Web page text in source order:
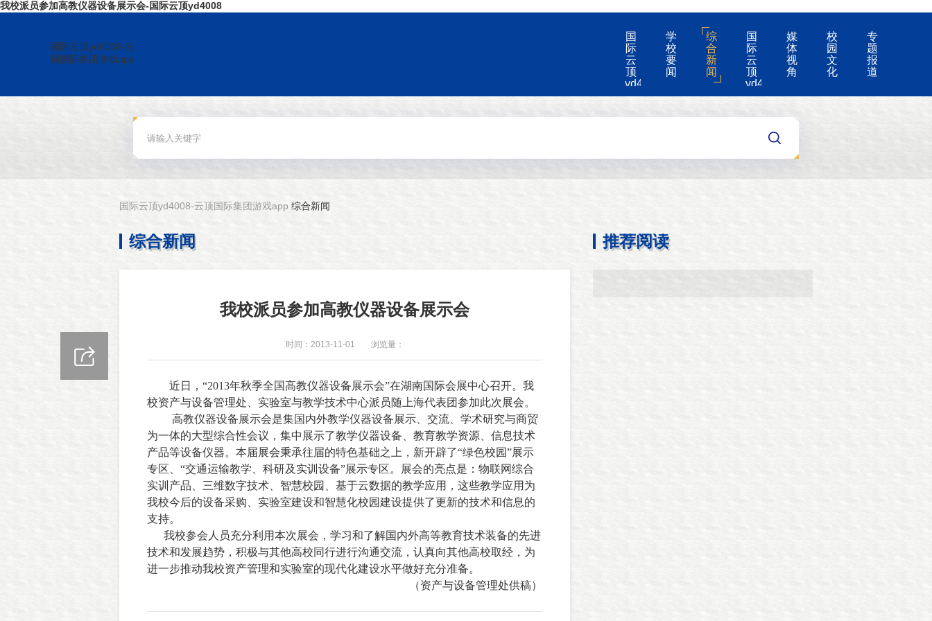
我校派员参加高教仪器设备展示会-国际云顶yd4008
国际云顶yd4008-云
顶国际集团游戏app
国
际
云
顶
yd4008-
云
国
戏
学
校
要
闻
综
合
新
闻
国
际
云
顶
yd4008
的
告
媒
体
视
角
校
园
文
化
专
题
报
道
国际云顶yd4008-云顶国际集团游戏app 综合新闻
综合新闻
我校派员参加高教仪器设备展示会
时间：2013-11-01 浏览量：
近日， “2013年秋季全国高教仪器设备展示会”在湖南国际会展中心召开。我
校资产与设备管理处、实验室与教学技术中心派员随上海代表团参加此次展会。
高教仪器设备展示会是集国内外教学仪器设备展示、交流、学术研究与商贸
为一体的大型综合性会议，集中展示了教学仪器设备、教育教学资源、信息技术
产品等设备仪器。本届展会秉承往届的特色基础之上，新开辟了“绿色校园”展示
专区、“交通运输教学、科研及实训设备”展示专区。展会的亮点是：物联网综合
实训产品、三维数字技术、智慧校园、基于云数据的教学应用，这些教学应用为
我校今后的设备采购、实验室建设和智慧化校园建设提供了更新的技术和信息的
支持。
我校参会人员充分利用本次展会，学习和了解国内外高等教育技术装备的先进
技术和发展趋势，积极与其他高校同行进行沟通交流，认真向其他高校取经，为
进一步推动我校资产管理和实验室的现代化建设水平做好充分准备。
（资产与设备管理处供稿）
推荐阅读